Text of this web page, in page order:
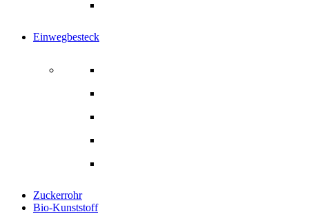
Einwegbesteck
Zuckerrohr
Bio-Kunststoff